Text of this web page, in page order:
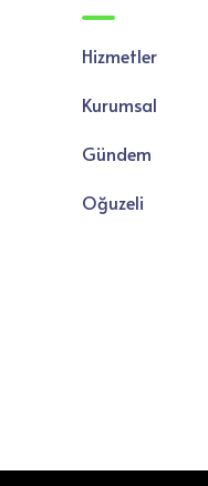
Hizmetler
Kurumsal
Gündem
Oğuzeli